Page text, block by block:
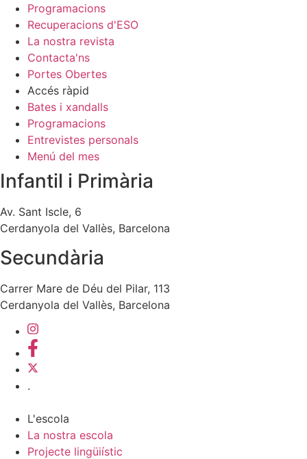
Programacions
Recuperacions d'ESO
La nostra revista
Contacta'ns
Portes Obertes
Accés ràpid
Bates i xandalls
Programacions
Entrevistes personals
Menú del mes
Infantil i Primària
Av. Sant Iscle, 6
Cerdanyola del Vallès, Barcelona
Secundària
Carrer Mare de Déu del Pilar, 113
Cerdanyola del Vallès, Barcelona
.
L'escola
La nostra escola
Projecte lingüiístic